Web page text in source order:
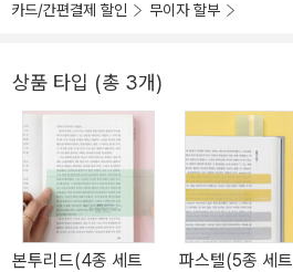
카드/간편결제 할인 무이자 할부
상품 타입 (총 3개)
본투리드(4종 세트
파스텔(5종 세트_